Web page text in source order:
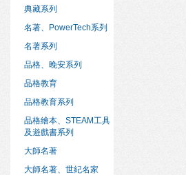
典藏系列
名著、PowerTech系列
名著系列
品格、晚安系列
品格教育
品格教育系列
品格繪本、STEAM工具
及遊戲書系列
大師名著
大師名著、世紀名家